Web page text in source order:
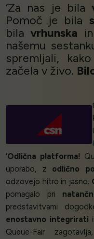
‘Za nas je bila
Pomoč je bila
bila vrhunska
našemu
spremljali,
začela v živo.
‘Odlična platforma!
uporabo, z odlično
odzovejo hitro in jasno.
pomagalo pri
predstavitvami
enostavno integrirati
Queue-Fair